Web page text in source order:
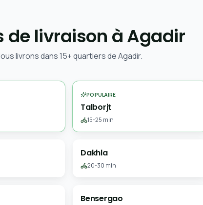
de livraison à Agadir
livrons dans 15+ quartiers de Agadir.
POPULAIRE
Talborjt
15-25 min
Dakhla
20-30 min
Bensergao